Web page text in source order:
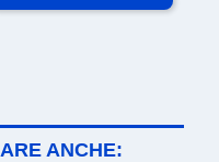
ANCHE: